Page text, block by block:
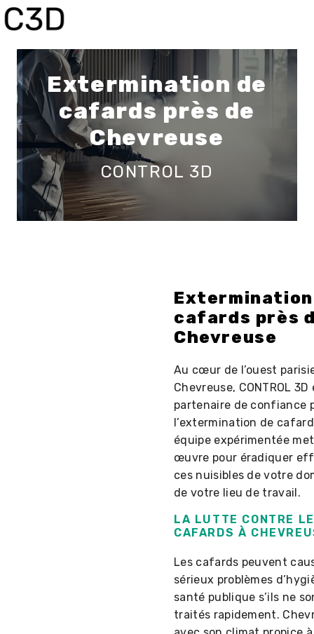
Extermination de
cafards près de
Chevreuse
CONTROL 3D
cafards près
Chevreuse
Au cœur de l’ouest
Chevreuse, CONTROL
partenaire de confiance
l’extermination de
équipe expérimentée
œuvre pour éradiquer
ces nuisibles de votre
de votre lieu de travail.
LA LUTTE CONTRE
CAFARDS À
Les cafards peuvent
sérieux problèmes
santé publique s’ils ne
traités rapidement.
Panneau de gestion des cookies